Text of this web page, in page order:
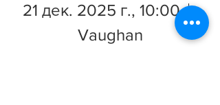
21 дек. 2025 г., 10:00
Vaughan